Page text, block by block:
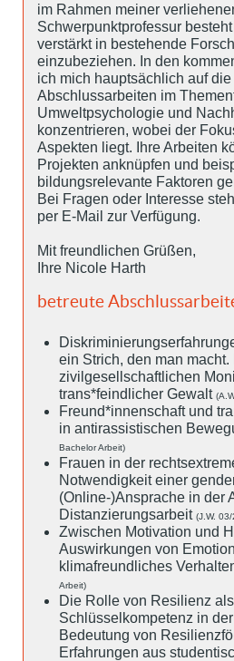
im Rahmen meiner
Schwerpunktprofessur
verstärkt in bestehende
einzubeziehen. In den
ich mich hauptsächlich auf
Abschlussarbeiten im
Umweltpsychologie und
konzentrieren, wobei der
Aspekten liegt. Ihre Arbeiten
Projekten anknüpfen und
bildungsrelevante Faktoren
Bei Fragen oder Interesse
per E-Mail zur Verfügung.
Mit freundlichen Grüßen,
Ihre Nicole Harth
betreute
ein Strich, den man
zivilgesellschaftlichen
trans*feindlicher Gewalt
Freund*innenschaft und
in antirassistischen
Bachelor Arbeit)
Frauen in der
Notwendigkeit einer
(Online-)Ansprache in der
Distanzierungsarbeit (J.W.
Zwischen Motivation und
Auswirkungen von
klimafreundliches
Arbeit)
Die Rolle von Resilienz als
Schlüsselkompetenz in
Bedeutung von
Erfahrungen aus